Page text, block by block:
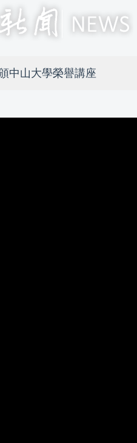
中山大學榮譽講座